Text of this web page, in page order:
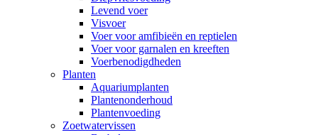
Levend voer
Visvoer
Voer voor amfibieën en reptielen
Voer voor garnalen en kreeften
Voerbenodigdheden
Planten
Aquariumplanten
Plantenonderhoud
Plantenvoeding
Zoetwatervissen